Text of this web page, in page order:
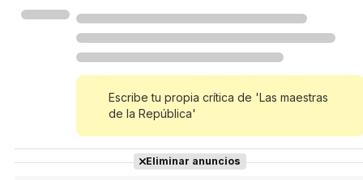
Tráiler Oficial en VOSE 'The Audacity'
Tráiler en español 'Outcome' (2026)
Escribe tu propia crítica de 'Las maestras
de la República'
Eliminar anuncios